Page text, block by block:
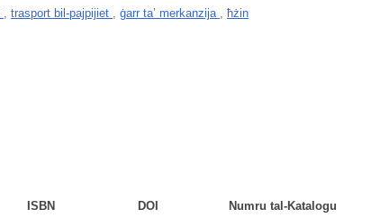
, trasport bil-pajpijiet , ġarr ta’ merkanzija , ħżin
ISBN DOI
Numru tal-Katalogu